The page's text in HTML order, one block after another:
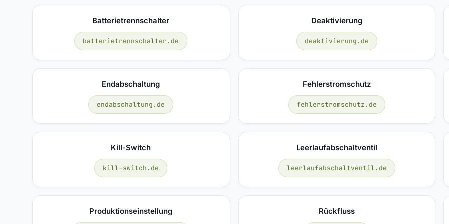
Batterietrennschalter
batterietrennschalter.de
Deaktivierung
deaktivierung.de
Endabschaltung
endabschaltung.de
Fehlerstromschutz
fehlerstromschutz.de
Kill-Switch
kill-switch.de
Leerlaufabschaltventil
leerlaufabschaltventil.de
Produktionseinstellung Rückfluss